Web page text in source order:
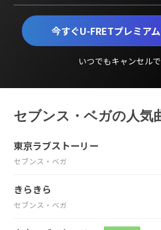
今すぐU-FRETプレミア
いつでもキャンセル
セブンス・ベガの人気
東京ラブストーリー
セブンス・ベガ
きらきら
セブンス・ベガ